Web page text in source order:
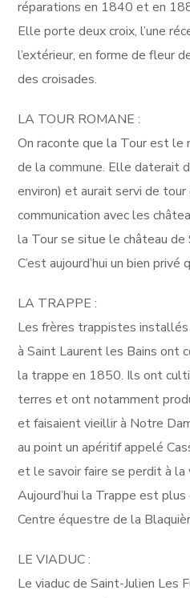
réparations en 1840 et en
Elle porte deux croix, l’une
l’extérieur, en forme de fleur
des croisades.
LA TOUR ROMANE :
On raconte que la Tour est le
de la commune. Elle daterait
environ) et aurait servi de
communication avec les
la Tour se situe le château de
C’est aujourd’hui un bien
LA TRAPPE :
Les frères trappistes
à Saint Laurent les Bains ont
la trappe en 1850. Ils ont
terres et ont notamment
et faisaient vieillir à Notre
au point un apéritif appelé
et le savoir faire se perdit à
Aujourd’hui la Trappe est
Centre équestre de la
LE VIADUC :
Le viaduc de Saint-Julien Les